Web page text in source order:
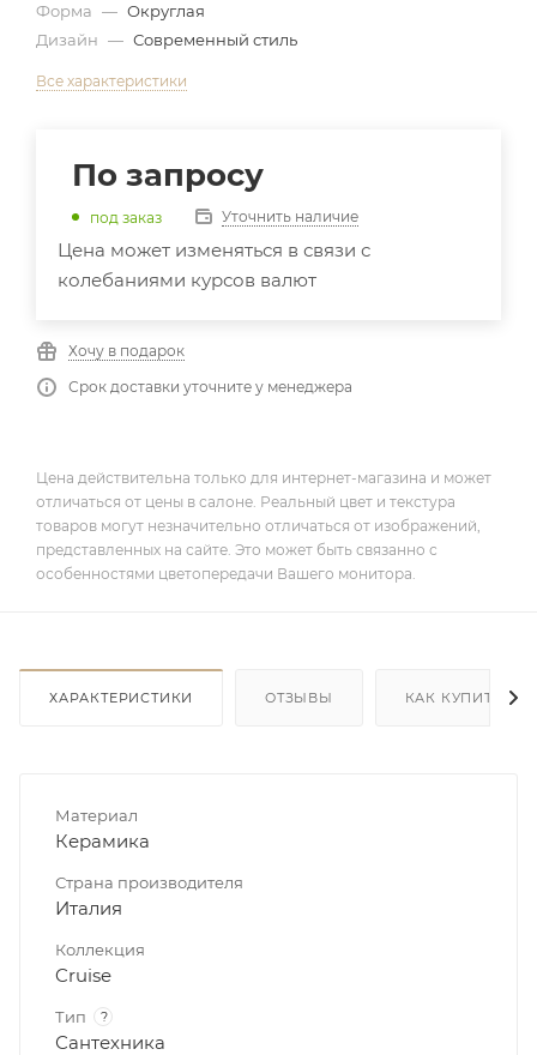
Форма — Округлая
Дизайн — Современный стиль
Все характеристики
По запросу
под заказ Уточнить наличие
Цена может изменяться в связи с
колебаниями курсов валют
Хочу в подарок
Срок доставки уточните у менеджера
Цена действительна только для интернет-магазина и может
отличаться от цены в салоне. Реальный цвет и текстура
товаров могут незначительно отличаться от изображений,
представленных на сайте. Это может быть связанно с
особенностями цветопередачи Вашего монитора.
ХАРАКТЕРИСТИКИ ОТЗЫВЫ КАК КУПИТЬ
Материал
Керамика
Страна производителя
Италия
Коллекция
Cruise
Тип ?
Сантехника